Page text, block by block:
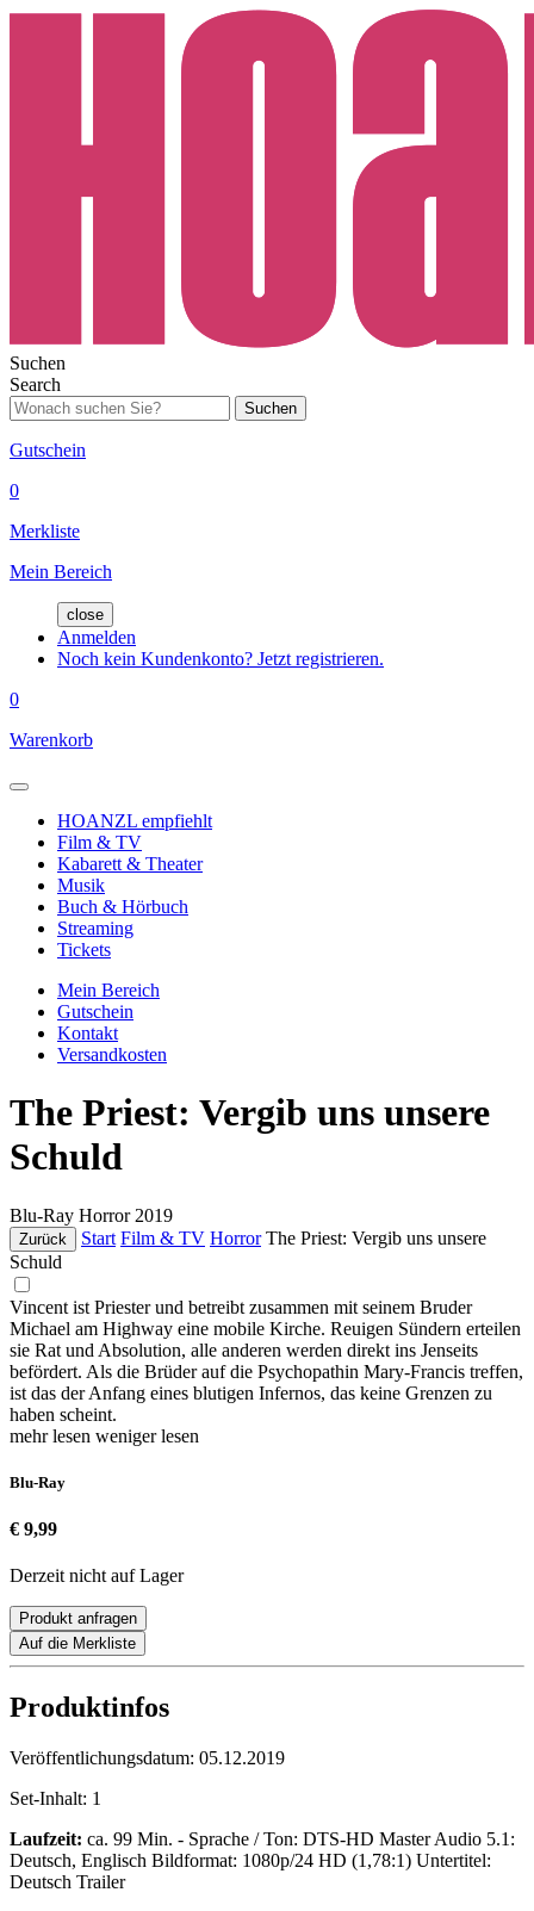
Suchen
Search
Suchen
Gutschein
0
Merkliste
Mein Bereich
close
Anmelden
Noch kein Kundenkonto? Jetzt registrieren.
0
Warenkorb
HOANZL empfiehlt
Film & TV
Kabarett & Theater
Musik
Buch & Hörbuch
Streaming
Tickets
Mein Bereich
Gutschein
Kontakt
Versandkosten
The Priest: Vergib uns unsere
Schuld
Blu-Ray Horror 2019
Zurück Start Film & TV Horror The Priest: Vergib uns unsere
Schuld
Vincent ist Priester und betreibt zusammen mit seinem Bruder
Michael am Highway eine mobile Kirche. Reuigen Sündern erteilen
sie Rat und Absolution, alle anderen werden direkt ins Jenseits
befördert. Als die Brüder auf die Psychopathin Mary-Francis treffen,
ist das der Anfang eines blutigen Infernos, das keine Grenzen zu
haben scheint.
mehr lesen weniger lesen
Blu-Ray
€ 9,99
Derzeit nicht auf Lager
Produkt anfragen
Auf die Merkliste
Produktinfos
Veröffentlichungsdatum: 05.12.2019
Set-Inhalt: 1
Laufzeit: ca. 99 Min. - Sprache / Ton: DTS-HD Master Audio 5.1:
Deutsch, Englisch Bildformat: 1080p/24 HD (1,78:1) Untertitel:
Deutsch Trailer